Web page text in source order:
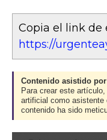
Copia el link de
https://
Contenido asistido
Para crear este
artificial como asistente
contenido ha sido